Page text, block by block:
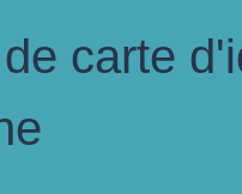
carte